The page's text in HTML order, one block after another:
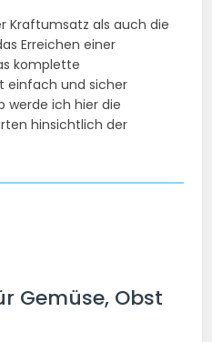
Kraftumsatz als auch die
Erreichen einer
komplette
einfach und sicher
werde ich hier die
hinsichtlich der
Gemüse, Obst